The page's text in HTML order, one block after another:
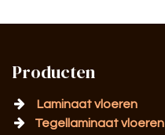
Producten
Laminaat vloeren
Tegellaminaat vloeren